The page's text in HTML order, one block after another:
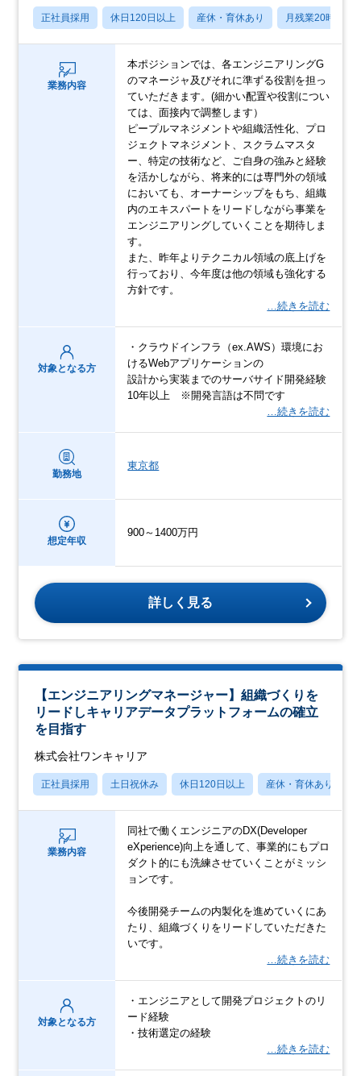
正社員採用 休日120日以上 産休・育休あり 月残業20時間以
業務内容
本ポジションでは、各エンジニアリングG
のマネージャ及びそれに準ずる役割を担っ
ていただきます。(細かい配置や役割につい
ては、面接内で調整します）
ピープルマネジメントや組織活性化、プロ
ジェクトマネジメント、スクラムマスタ
ー、特定の技術など、ご自身の強みと経験
を活かしながら、将来的には専門外の領域
においても、オーナーシップをもち、組織
内のエキスパートをリードしながら事業を
エンジニアリングしていくことを期待しま
す。
また、昨年よりテクニカル領域の底上げを
行っており、今年度は他の領域も強化する
方針です。
…続きを読む
対象となる方
・クラウドインフラ（ex.AWS）環境にお
けるWebアプリケーションの
設計から実装までのサーバサイド開発経験
10年以上 ※開発言語は不問です
…続きを読む
勤務地
東京都
想定年収
900～1400万円
詳しく見る
【エンジニアリングマネージャー】組織づくりを
リードしキャリアデータプラットフォームの確⽴
を目指す
株式会社ワンキャリア
正社員採用 土日祝休み 休日120日以上 産休・育休あり
業務内容
同社で働くエンジニアのDX(Developer
eXperience)向上を通して、事業的にもプロ
ダクト的にも洗練させていくことがミッシ
ョンです。
今後開発チームの内製化を進めていくにあ
たり、組織づくりをリードしていただきた
いです。
…続きを読む
対象となる方
・エンジニアとして開発プロジェクトのリ
ード経験
・技術選定の経験
…続きを読む